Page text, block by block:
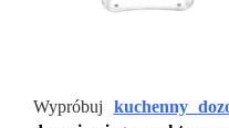
Wypróbuj kuchenny